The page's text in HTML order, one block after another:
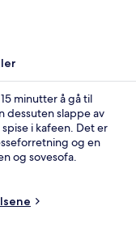
minutter å gå til
dessuten slappe av
i kafeen. Det er
og en
og sovesofa.